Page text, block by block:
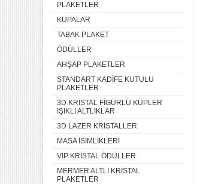
PLAKETLER
KUPALAR
TABAK PLAKET
ÖDÜLLER
AHŞAP PLAKETLER
STANDART KADIFE KUTULU
PLAKETLER
3D KRISTAL FIGÜRLÜ KÜPLER
IŞIKLI ALTLIKLAR
3D LAZER KRISTALLER
MASA ISIMLIKLERI
VIP KRISTAL ÖDÜLLER
MERMER ALTLI KRISTAL
PLAKETLER